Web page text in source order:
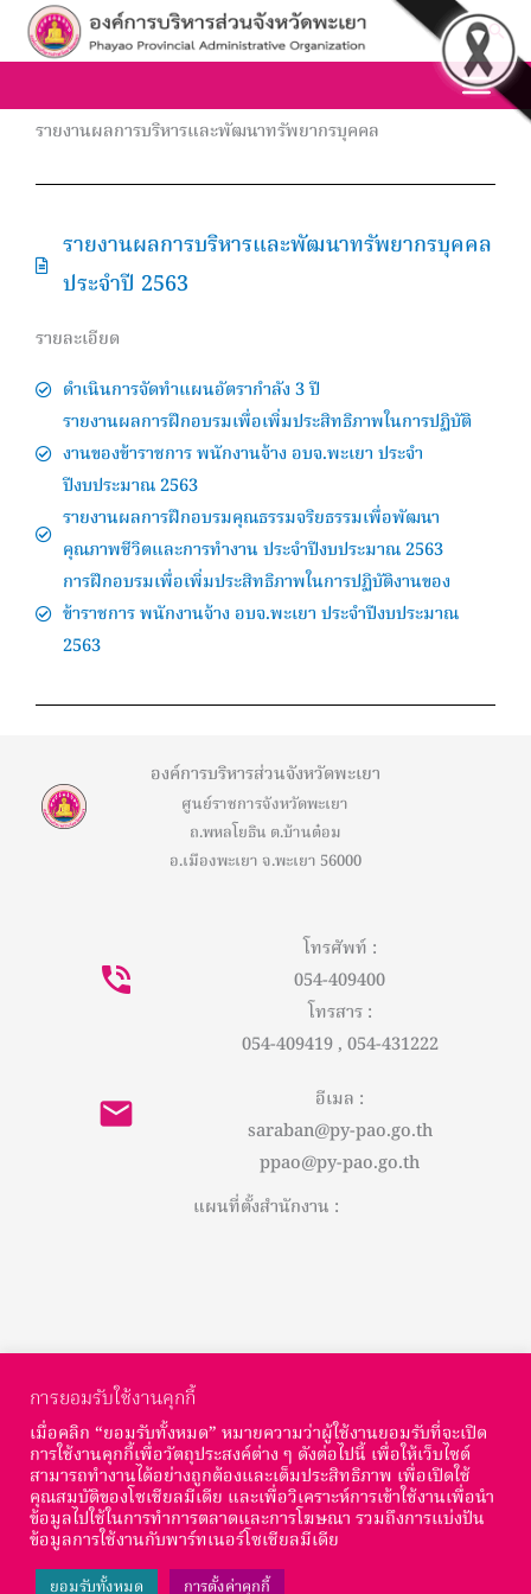
Skip
รายงานผลการบริหารและพัฒนาทรัพยากรบุคคล
รายงานผลการบริหารและพัฒนาทรัพยากรบุคคล
ประจำปี 2563
รายละเอียด
ดำเนินการจัดทำแผนอัตรากำลัง 3 ปี
รายงานผลการฝึกอบรมเพื่อเพิ่มประสิทธิภาพในการปฏิบัติ
งานของข้าราชการ พนักงานจ้าง อบจ.พะเยา ประจำ
ปีงบประมาณ 2563
รายงานผลการฝึกอบรมคุณธรรมจริยธรรมเพื่อพัฒนา
คุณภาพชีวิตและการทำงาน ประจำปีงบประมาณ 2563
การฝึกอบรมเพื่อเพิ่มประสิทธิภาพในการปฏิบัติงานของ
ข้าราชการ พนักงานจ้าง อบจ.พะเยา ประจำปีงบประมาณ
2563
องค์การบริหารส่วนจังหวัดพะเยา
ศูนย์ราชการจังหวัดพะเยา
ถ.พหลโยธิน ต.บ้านต๋อม
อ.เมืองพะเยา จ.พะเยา 56000
โทรศัพท์ :
054-409400
โทรสาร :
054-409419 , 054-431222
อีเมล :
saraban@py-pao.go.th
ppao@py-pao.go.th
แผนที่ตั้งสำนักงาน :
© Copyright องค์การบริหารส่วนจังหวัดพะเยา : 2026
จำนวนผู้เข้าชม :
การยอมรับใช้งานคุกกี้
เมื่อคลิก “ยอมรับทั้งหมด” หมายความว่าผู้ใช้งานยอมรับที่จะเปิด
การใช้งานคุกกี้เพื่อวัตถุประสงค์ต่าง ๆ ดังต่อไปนี้ เพื่อให้เว็บไซต์
สามารถทำงานได้อย่างถูกต้องและเต็มประสิทธิภาพ เพื่อเปิดใช้
คุณสมบัติของโซเชียลมีเดีย และเพื่อวิเคราะห์การเข้าใช้งานเพื่อนำ
ข้อมูลไปใช้ในการทำการตลาดและการโฆษณา รวมถึงการแบ่งปัน
ข้อมูลการใช้งานกับพาร์ทเนอร์โซเชียลมีเดีย
ยอมรับทั้งหมด การตั้งค่าคุกกี้